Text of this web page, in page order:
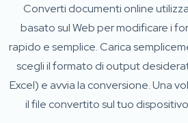
Converti documenti online
basato sul Web per modificare i
rapido e semplice. Carica
scegli il formato di output
Excel) e avvia la conversione. Una
il file convertito sul tuo